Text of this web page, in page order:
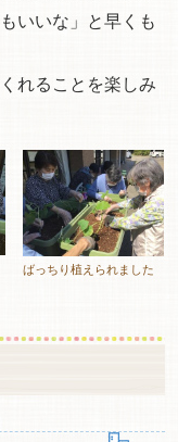
いいな」と早くも
れることを楽しみ
ばっちり植えられました